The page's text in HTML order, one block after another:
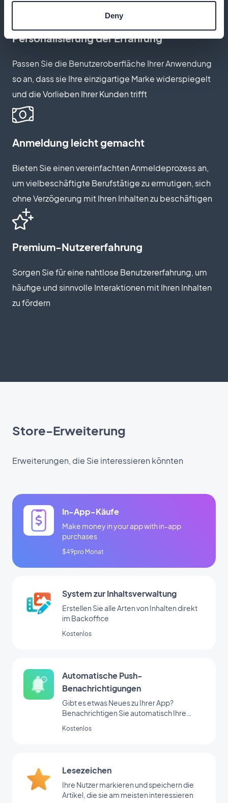
Deny
Personalisierung der Erfahrung
Passen Sie die Benutzeroberfläche Ihrer Anwendung
so an, dass sie Ihre einzigartige Marke widerspiegelt
und die Vorlieben Ihrer Kunden trifft
Anmeldung leicht gemacht
Bieten Sie einen vereinfachten Anmeldeprozess an,
um vielbeschäftigte Berufstätige zu ermutigen, sich
ohne Verzögerung mit Ihren Inhalten zu beschäftigen
Premium-Nutzererfahrung
Sorgen Sie für eine nahtlose Benutzererfahrung, um
häufige und sinnvolle Interaktionen mit Ihren Inhalten
zu fördern
Store-Erweiterung
Erweiterungen, die Sie interessieren könnten
In-App-Käufe
Make money in your app with in-app
purchases
$49pro Monat
System zur Inhaltsverwaltung
Erstellen Sie alle Arten von Inhalten direkt
im Backoffice
Kostenlos
Automatische Push-
Benachrichtigungen
Gibt es etwas Neues zu Ihrer App?
Benachrichtigen Sie automatisch Ihre
Kostenlos
Lesezeichen
Ihre Nutzer markieren und speichern die
Artikel, die sie am meisten interessieren